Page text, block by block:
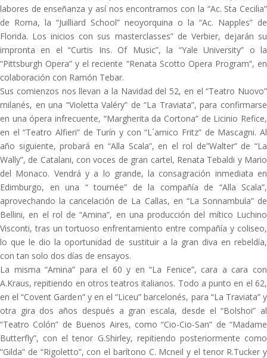
labores de enseñanza y así nos encontramos con la “Ac. Sta Cecilia”
de Roma, la “Juilliard School” neoyorquina o la “Ac. Napples” de
Florida. Los inicios con sus masterclasses” de Verbier, dejarán su
impronta en el “Curtis Ins. Of Music”, la “Yale University” o la
“Pittsburgh Opera” y el reciente “Renata Scotto Opera Program”, en
colaboración con Ramón Tebar.
Sus comienzos nos llevan a la Navidad del 52, en el “Teatro Nuovo”
milanés, en una “Violetta Valéry” de “La Traviata”, para confirmarse
en una ópera infrecuente, “Margherita da Cortona” de Licinio Refice,
en el “Teatro Alfieri” de Turín y con “L´amico Fritz” de Mascagni. Al
año siguiente, probará en “Alla Scala”, en el rol de”Walter” de “La
Wally”, de Catalani, con voces de gran cartel, Renata Tebaldi y Mario
del Monaco. Vendrá y a lo grande, la consagración inmediata en
Edimburgo, en una “ tournée” de la compañía de “Alla Scala”,
aprovechando la cancelación de La Callas, en “La Sonnambula” de
Bellini, en el rol de “Amina”, en una producción del mítico Luchino
Visconti, tras un tortuoso enfrentamiento entre compañía y coliseo,
lo que le dio la oportunidad de sustituir a la gran diva en rebeldía,
con tan solo dos días de ensayos.
La misma “Amina” para el 60 y en “La Fenice”, cara a cara con
A.Kraus, repitiendo en otros teatros italianos. Todo a punto en el 62,
en el “Covent Garden” y en el “Liceu” barcelonés, para “La Traviata” y
otra gira dos años después a gran escala, desde el “Bolshoi” al
“Teatro Colón” de Buenos Aires, como “Cio-Cio-San” de “Madame
Butterfly”, con el tenor G.Shirley, repitiendo posteriormente como
“Gilda” de “Rigoletto”, con el barítono C. Mcneil y el tenor R.Tucker y